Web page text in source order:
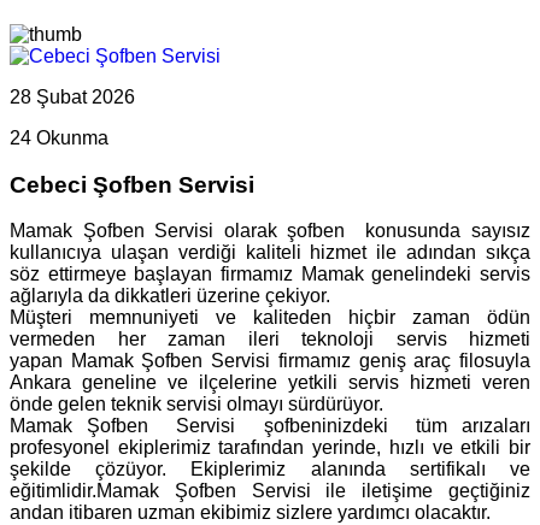
28 Şubat 2026
24 Okunma
Cebeci Şofben Servisi
Mamak Şofben Servisi olarak şofben konusunda sayısız
kullanıcıya ulaşan verdiği kaliteli hizmet ile adından sıkça
söz ettirmeye başlayan firmamız Mamak genelindeki servis
ağlarıyla da dikkatleri üzerine çekiyor.
Müşteri memnuniyeti ve kaliteden hiçbir zaman ödün
vermeden her zaman ileri teknoloji servis hizmeti
yapan Mamak Şofben Servisi firmamız geniş araç filosuyla
Ankara geneline ve ilçelerine yetkili servis hizmeti veren
önde gelen teknik servisi olmayı sürdürüyor.
Mamak Şofben Servisi şofbeninizdeki tüm arızaları
profesyonel ekiplerimiz tarafından yerinde, hızlı ve etkili bir
şekilde çözüyor. Ekiplerimiz alanında sertifikalı ve
eğitimlidir.Mamak Şofben Servisi ile iletişime geçtiğiniz
andan itibaren uzman ekibimiz sizlere yardımcı olacaktır.